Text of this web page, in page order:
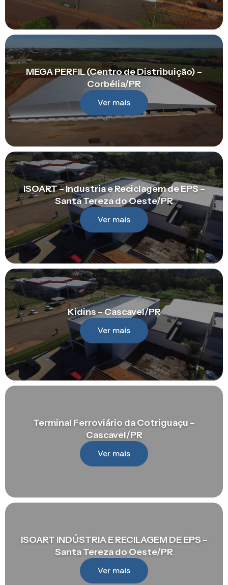
MEGA PERFIL (Centro de Distribuição) –
Corbélia/PR
Ver mais
ISOART – Industria e Reciclagem de EPS –
Santa Tereza do Oeste/PR
Ver mais
Kidins – Cascavel/PR
Ver mais
Terminal Ferroviário da Cotriguaçu –
Cascavel/PR
Ver mais
ISOART INDÚSTRIA E RECILAGEM DE EPS –
Santa Tereza do Oeste/PR
Ver mais